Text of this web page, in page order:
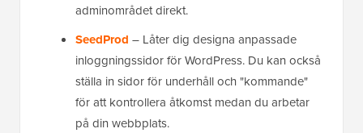
adminområdet direkt.
SeedProd – Låter dig designa anpassade
inloggningssidor för WordPress. Du kan också
ställa in sidor för underhåll och "kommande"
för att kontrollera åtkomst medan du arbetar
på din webbplats.